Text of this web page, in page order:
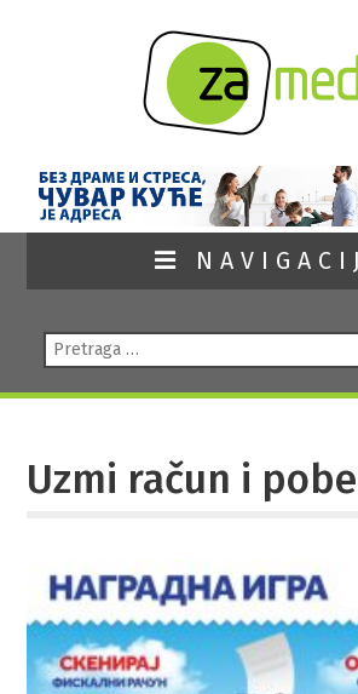
Pretraga:
Uzmi račun i